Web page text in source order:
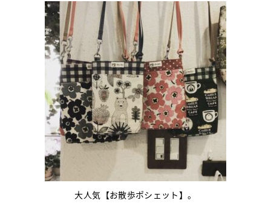
大人気【お散歩ポシェット】。